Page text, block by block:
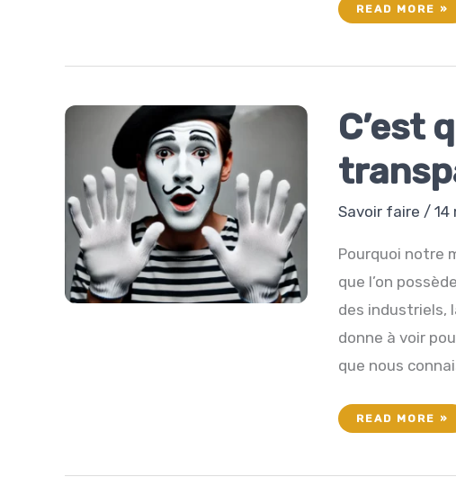
JOUER
READ MORE »
C’est
Savoir faire / 14
Pourquoi notre
que l’on
des industriels,
donne à voir
que nous
C’EST
READ MORE »